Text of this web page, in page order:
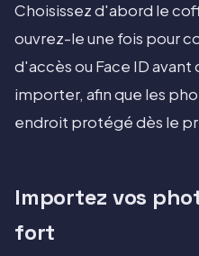
Choisissez d'abord le
ouvrez-le une fois pour
d'accès ou Face ID
importer, afin que les
endroit protégé dès le
Importez vos
fort